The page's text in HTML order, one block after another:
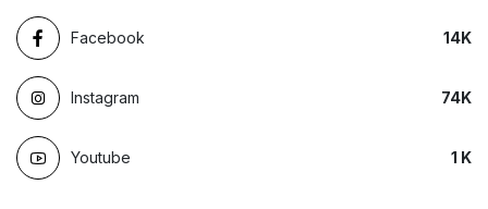
Facebook 14K
Instagram 74K
Youtube 1 K